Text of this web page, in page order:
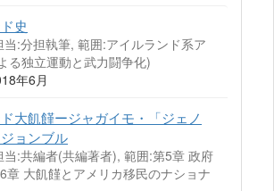
史
当:分担執筆, 範囲:アイルランド系ア
る独立運動と武力闘争化)
年6月
大飢饉ージャガイモ・「ジェノ
ョンブル
当:共編者(共編著者), 範囲:第5章 政府
章 大飢饉とアメリカ移民のナショナ